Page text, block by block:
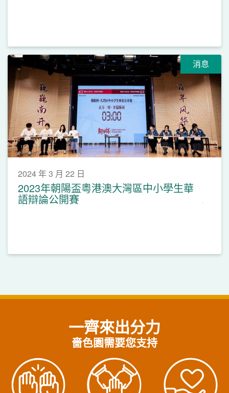
消息
2024 年 3 月 22 日
2023年朝陽盃粵港澳大灣區中小學生華
語辯論公開賽
一齊來出分力
嗇色園需要您支持